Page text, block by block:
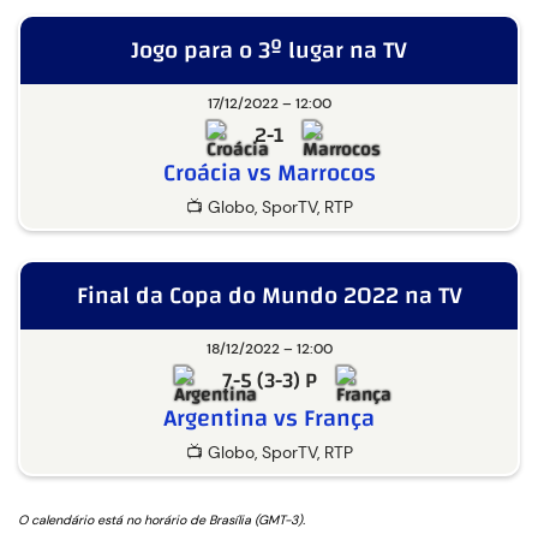
Jogo para o 3º lugar na TV
17/12/2022 – 12:00
📺 Globo, SporTV, RTP
2-1
Croácia vs Marrocos
Final da Copa do Mundo 2022 na TV
18/12/2022 – 12:00
📺 Globo, SporTV, RTP
7-5 (3-3) P
Argentina vs França
O calendário está no horário de Brasília (GMT-3).